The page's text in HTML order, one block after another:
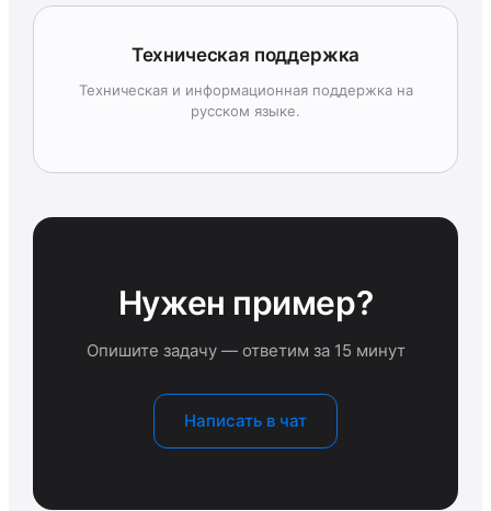
Техническая поддержка
Техническая и информационная поддержка на
русском языке.
Нужен пример?
Опишите задачу — ответим за 15 минут
Написать в чат